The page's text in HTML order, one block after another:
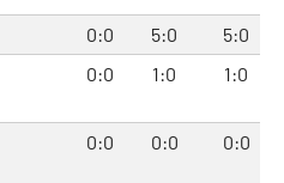
0:0 5:0
5:0
0:0 1:0 1:0
0:0 0:0 0:0